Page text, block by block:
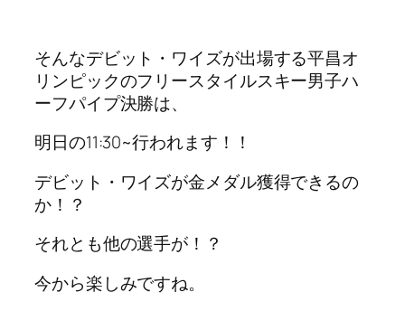
そんなデビット・ワイズが出場する平昌オ
リンピックのフリースタイルスキー男子ハ
ーフパイプ決勝は、
明日の11:30~行われます！！
デビット・ワイズが金メダル獲得できるの
か！？
それとも他の選手が！？
今から楽しみですね。